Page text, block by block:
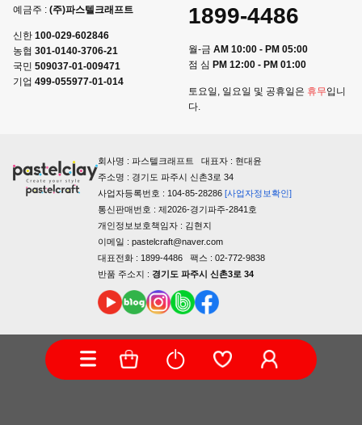
예금주 : (주)파스텔크래프트
신한 100-029-602846
농협 301-0140-3706-21
국민 509037-01-009471
기업 499-055977-01-014
1899-4486
월-금 AM 10:00 - PM 05:00
점 심 PM 12:00 - PM 01:00
토요일, 일요일 및 공휴일은 휴무입니
다.
회사명 : 파스텔크래프트 대표자 : 현대윤
주소명 : 경기도 파주시 신촌3로 34
사업자등록번호 : 104-85-28286 [사업자정보확인]
통신판매번호 : 제2026-경기파주-2841호
개인정보보호책임자 : 김현지
이메일 : pastelcraft@naver.com
대표전화 : 1899-4486 팩스 : 02-772-9838
반품 주소지 : 경기도 파주시 신촌3로 34
COPYRIGHTⓒ PASTELCRAFT ALL RIGHTS RESERVED.